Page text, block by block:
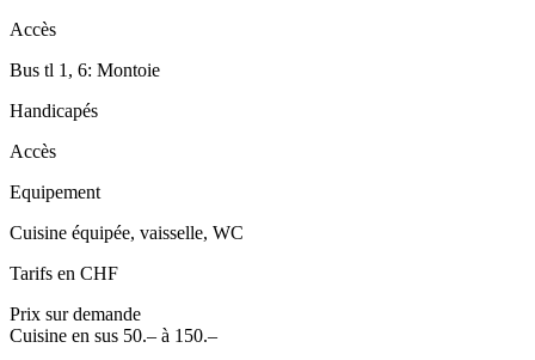
Accès
Bus tl 1, 6: Montoie
Handicapés
Accès
Equipement
Cuisine équipée, vaisselle, WC
Tarifs en CHF
Prix sur demande
Cuisine en sus 50.– à 150.–